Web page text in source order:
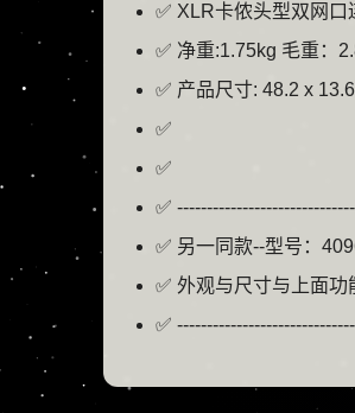
✅ XLR卡侬头型双网口
✅ 净重:1.75kg 毛重：
✅ 产品尺寸: 48.2 x
✅
✅
✅
✅ 另一同款--型号：
✅ 外观与尺寸与上面
✅